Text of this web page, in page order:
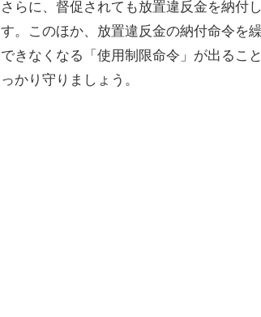
さらに、督促されても放置違反金を納付
す。このほか、放置違反金の納付命令を
できなくなる「使用制限命令」が出るこ
っかり守りましょう。